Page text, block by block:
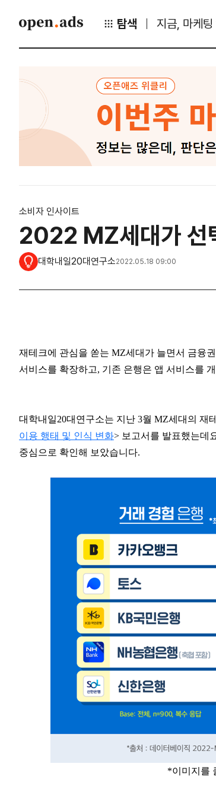
탐색 지금, 마케팅
소비자 인사이트
2022 MZ세대가 선
대학내일20대연구소2022.05.18 09:00
재테크에 관심을 쏟는 MZ세대가 늘면서 금융
서비스를 확장하고, 기존 은행은 앱 서비스를
대학내일20대연구소는 지난 3월 MZ세대의 재
이용 행태 및 인식 변화> 보고서를 발표했는데
중심으로 확인해 보았습니다.
*이미지를